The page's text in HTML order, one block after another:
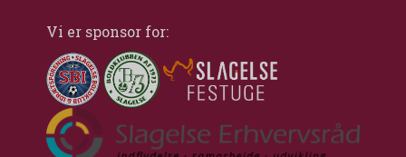
Vi er sponsor for: